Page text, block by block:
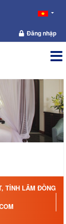
Đăng nhập
TỈNH LÂM ĐỒNG